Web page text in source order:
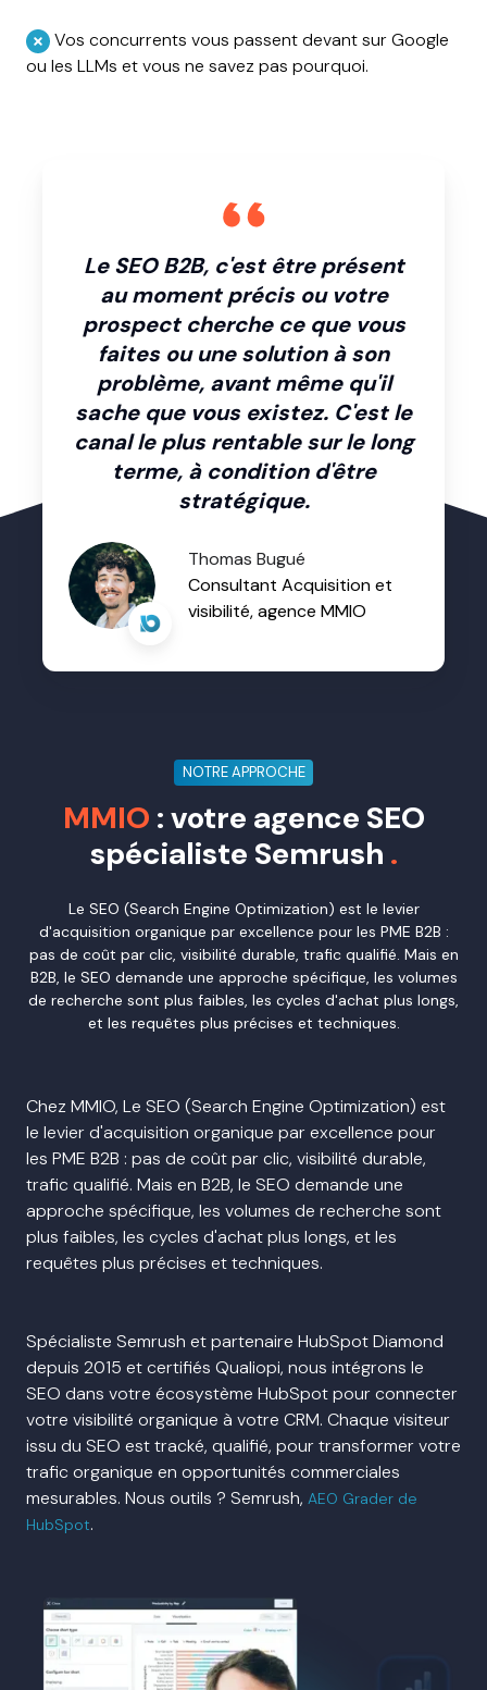
Vos concurrents vous passent devant sur Google
ou les LLMs et vous ne savez pas pourquoi.
Le SEO B2B, c'est être présent
au moment précis ou votre
prospect cherche ce que vous
faites ou une solution à son
problème, avant même qu'il
sache que vous existez. C'est le
canal le plus rentable sur le long
terme, à condition d'être
stratégique.
Thomas Bugué
Consultant Acquisition et
visibilité, agence MMIO
NOTRE APPROCHE
MMIO : votre agence SEO
spécialiste Semrush .
Le SEO (Search Engine Optimization) est le levier
d'acquisition organique par excellence pour les PME B2B :
pas de coût par clic, visibilité durable, trafic qualifié. Mais en
B2B, le SEO demande une approche spécifique, les volumes
de recherche sont plus faibles, les cycles d'achat plus longs,
et les requêtes plus précises et techniques.
Chez MMIO, Le SEO (Search Engine Optimization) est
le levier d'acquisition organique par excellence pour
les PME B2B : pas de coût par clic, visibilité durable,
trafic qualifié. Mais en B2B, le SEO demande une
approche spécifique, les volumes de recherche sont
plus faibles, les cycles d'achat plus longs, et les
requêtes plus précises et techniques.
Spécialiste Semrush et partenaire HubSpot Diamond
depuis 2015 et certifiés Qualiopi, nous intégrons le
SEO dans votre écosystème HubSpot pour connecter
votre visibilité organique à votre CRM. Chaque visiteur
issu du SEO est tracké, qualifié, pour transformer votre
trafic organique en opportunités commerciales
mesurables. Nous outils ? Semrush, AEO Grader de
HubSpot.